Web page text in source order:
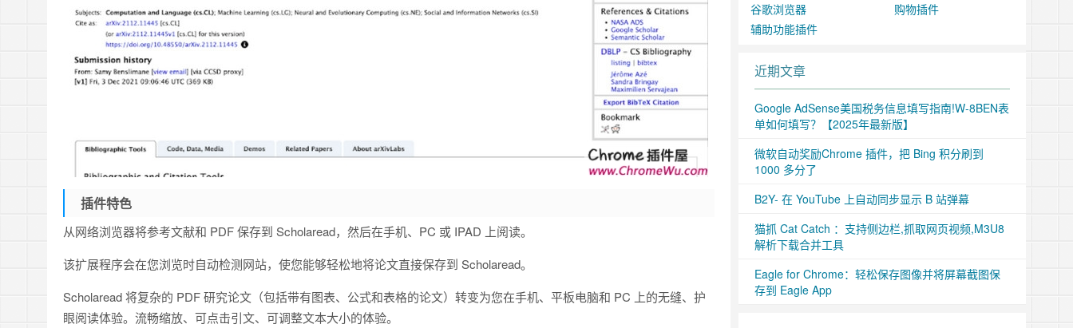
插件特色
从网络浏览器将参考文献和 PDF 保存到 Scholaread，然后在手机、PC 或 IPAD 上阅读。
该扩展程序会在您浏览时自动检测网站，使您能够轻松地将论文直接保存到 Scholaread。
Scholaread 将复杂的 PDF 研究论文（包括带有图表、公式和表格的论文）转变为您在手机、平板电脑和 PC 上的无缝、护
眼阅读体验。流畅缩放、可点击引文、可调整文本大小的体验。
谷歌浏览器
购物插件
辅助功能插件
近期文章
Google AdSense美国税务信息填写指南!W-8BEN表
单如何填写？【2025年最新版】
微软自动奖励Chrome 插件，把 Bing 积分刷到
1000 多分了
B2Y- 在 YouTube 上自动同步显示 B 站弹幕
猫抓 Cat Catch ：支持侧边栏,抓取网页视频,M3U8
解析下载合并工具
Eagle for Chrome：轻松保存图像并将屏幕截图保
存到 Eagle App